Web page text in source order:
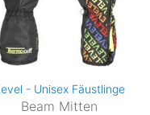
- Unisex Fäustlinge
Beam Mitten